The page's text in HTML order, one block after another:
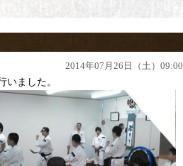
2014年07月26日（土）09:00
ました。